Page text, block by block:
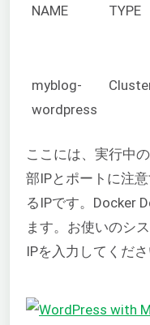
NAME TYPE
myblog-
wordpress
ここには、実行中
部IPとポートに注
るIPです。Docker
ます。お使いのシ
IPを入力してくだ